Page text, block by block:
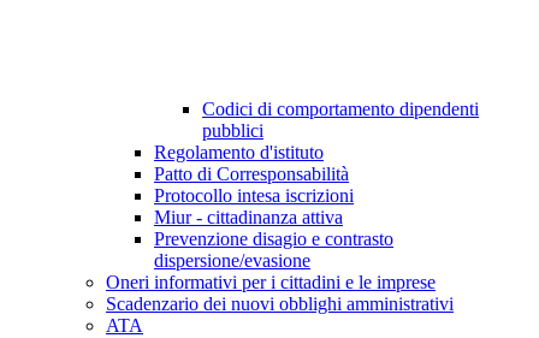
Codici di comportamento dipendenti
pubblici
Regolamento d'istituto
Patto di Corresponsabilità
Protocollo intesa iscrizioni
Miur - cittadinanza attiva
Prevenzione disagio e contrasto
dispersione/evasione
Oneri informativi per i cittadini e le imprese
Scadenzario dei nuovi obblighi amministrativi
ATA